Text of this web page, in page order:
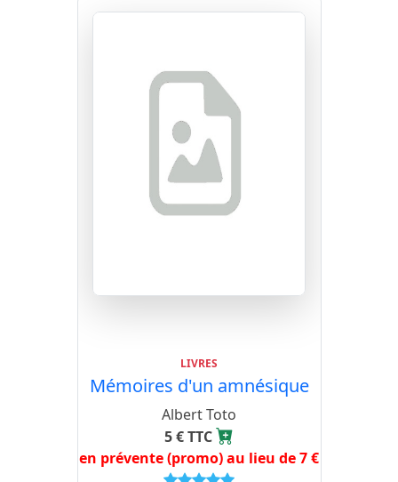
LIVRES
Mémoires d'un amnésique
Albert Toto
5 € TTC
en prévente (promo) au lieu de 7 €